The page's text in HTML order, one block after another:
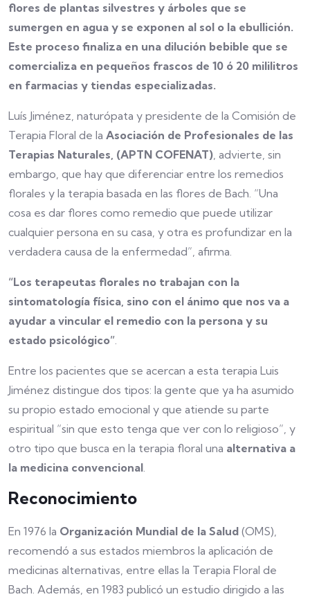
flores de plantas silvestres y árboles que se
sumergen en agua y se exponen al sol o la ebullición.
Este proceso finaliza en una dilución bebible que se
comercializa en pequeños frascos de 10 ó 20 mililitros
en farmacias y tiendas especializadas.
Luís Jiménez, naturópata y presidente de la Comisión de
Terapia Floral de la Asociación de Profesionales de las
Terapias Naturales, (APTN COFENAT), advierte, sin
embargo, que hay que diferenciar entre los remedios
florales y la terapia basada en las flores de Bach. “Una
cosa es dar flores como remedio que puede utilizar
cualquier persona en su casa, y otra es profundizar en la
verdadera causa de la enfermedad”, afirma.
“Los terapeutas florales no trabajan con la
sintomatología física, sino con el ánimo que nos va a
ayudar a vincular el remedio con la persona y su
estado psicológico”.
Entre los pacientes que se acercan a esta terapia Luis
Jiménez distingue dos tipos: la gente que ya ha asumido
su propio estado emocional y que atiende su parte
espiritual “sin que esto tenga que ver con lo religioso”, y
otro tipo que busca en la terapia floral una alternativa a
la medicina convencional.
Reconocimiento
En 1976 la Organización Mundial de la Salud (OMS),
recomendó a sus estados miembros la aplicación de
medicinas alternativas, entre ellas la Terapia Floral de
Bach. Además, en 1983 publicó un estudio dirigido a las